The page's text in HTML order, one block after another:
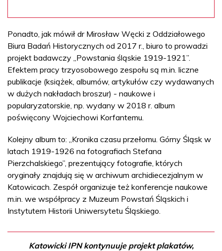
Ponadto, jak mówił dr Mirosław Węcki z Oddziałowego
Biura Badań Historycznych od 2017 r., biuro to prowadzi
projekt badawczy „Powstania śląskie 1919-1921”.
Efektem pracy trzyosobowego zespołu są m.in. liczne
publikacje (książek, albumów, artykułów czy wydawanych
w dużych nakładach broszur) - naukowe i
popularyzatorskie, np. wydany w 2018 r. album
poświęcony Wojciechowi Korfantemu.
Kolejny album to: „Kronika czasu przełomu. Górny Śląsk w
latach 1919-1926 na fotografiach Stefana
Pierzchalskiego”, prezentujący fotografie, których
oryginały znajdują się w archiwum archidiecezjalnym w
Katowicach. Zespół organizuje też konferencje naukowe
m.in. we współpracy z Muzeum Powstań Śląskich i
Instytutem Historii Uniwersytetu Śląskiego.
Katowicki IPN kontynuuje projekt plakatów,